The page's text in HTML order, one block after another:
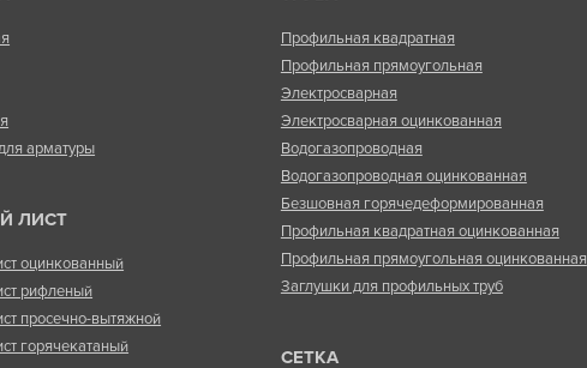
арматуры
ЛИСТ
оцинкованный
рифленый
просечно-вытяжной
горячекатаный
Профильная квадратная
Профильная прямоугольная
Электросварная
Электросварная оцинкованная
Водогазопроводная
Водогазопроводная оцинкованная
Безшовная горячедеформированная
Профильная квадратная оцинкованная
Профильная прямоугольная оцинкованная
Заглушки для профильных труб
СЕТКА